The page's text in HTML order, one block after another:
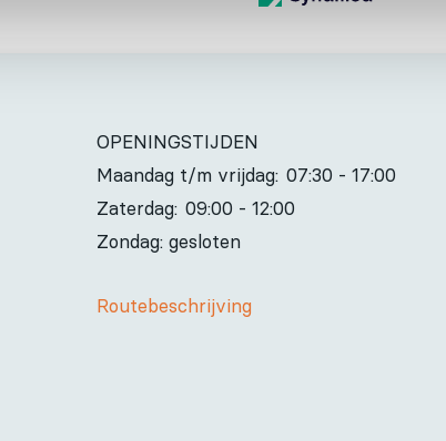
OPENINGSTIJDEN
Maandag t/m vrijdag: 07:30 - 17:00
Zaterdag: 09:00 - 12:00
Zondag: gesloten
Routebeschrijving